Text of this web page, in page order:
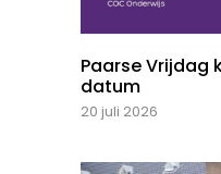
Paarse Vrijdag
datum
20 juli 2026